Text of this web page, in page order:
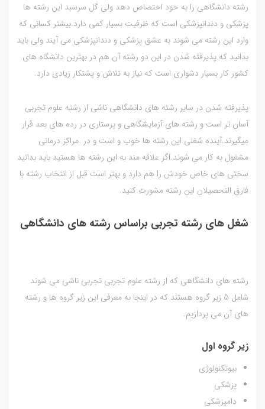
رشته دانشگاهی را به خود اختصاص دهد ولی گل سرسبد این رشته ها
پزشکی و دندانپزشکی است که ظرفیت بسیار کمی دارد.بیشتر کسانی که
وارد این رشته می شوند به عشق پزشکی و دندانپزشکی می آیند ولی باید
بدانید که پذیرفته شدن در این دو رشته آن هم در بهترین دانشگاه های
کشور کار بسیار دشواری است که نیاز به تلاش و پشتکار زیادی دارد.
پذیرفته شدن در سایر رشته های دانشگاهی ناشی از رشته علوم تجربی
آسان تر است و رشته های آزمایشگاهی و پرستاری در رده های بعد قرار
میگیرند.آینده شغلی این رشته ها خوب و است و در مراکز درمانی
مشغول به کار می شوند.اگر علاقه مند به این رشته ها هستید باید بدانید
سختی های خاص خودش را هم دارد و بهتر است قبل از انتخاب رشته با
فارق التحصیلان این رشته مشورت کنید.
شغل های رشته تجربی براساس رشته های دانشگاهی
رشته های دانشگاهی که از رشته علوم تجربی تجربی ناشی می شوند
شامل 5 زیر گروه هستند که در اینجا به معرفی این زیر گروه ها و رشته
های آن می پردازیم.
زیر گروه اول
بیوتکنولوژی
پزشکی
دامپزشکی